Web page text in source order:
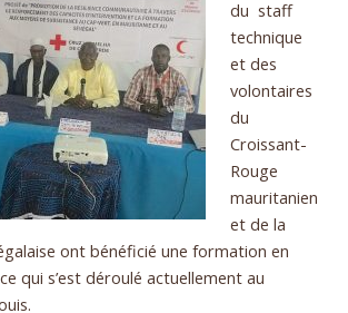
du staff
technique
et des
volontaires
du
Croissant-
Rouge
mauritanien
et de la
ont bénéficié une formation en
qui s’est déroulé actuellement au